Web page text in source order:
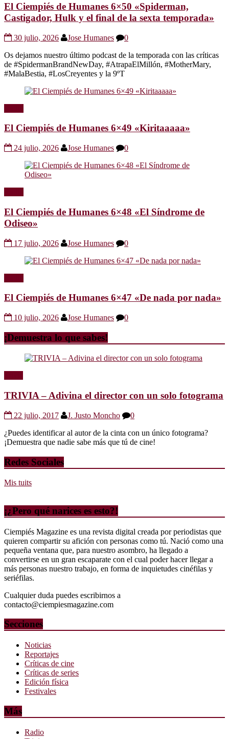
El Ciempiés de Humanes 6×50 «Spiderman,
Castigador, Hulk y el final de la sexta temporada»
30 julio, 2026 Jose Humanes
0
Os dejamos nuestro último podcast de la temporada con las críticas
de #SpidermanBrandNewDay, #AtrapaElMillón, #MotherMary,
#MalaBestia, #LosCreyentes y la 9ºT
El Ciempiés de Humanes 6×49 «Kiritaaaaa»
24 julio, 2026 Jose Humanes 0
El Ciempiés de Humanes 6×48 «El Síndrome de
Odiseo»
17 julio, 2026 Jose Humanes 0
El Ciempiés de Humanes 6×47 «De nada por nada»
10 julio, 2026 Jose Humanes 0
¡Demuestra lo que sabes!
TRIVIA – Adivina el director con un solo fotograma
22 julio, 2017 J. Justo Moncho
0
¿Puedes identificar al autor de la cinta con un único fotograma?
¡Demuestra que nadie sabe más que tú de cine!
Redes Sociales
Mis tuits
¡¿Pero qué narices es esto?!
Ciempiés Magazine es una revista digital creada por periodistas que
quieren compartir su afición con personas como tú. Nació como una
pequeña ventana que, para nuestro asombro, ha llegado a
convertirse en un gran escaparate con el cual poder hacer llegar a
más personas nuestro trabajo, en forma de inquietudes cinéfilas y
seriéfilas.
Cualquier duda puedes escribirnos a
contacto@ciempiesmagazine.com
Secciones
Noticias
Reportajes
Críticas de cine
Críticas de series
Edición física
Festivales
Más
Radio